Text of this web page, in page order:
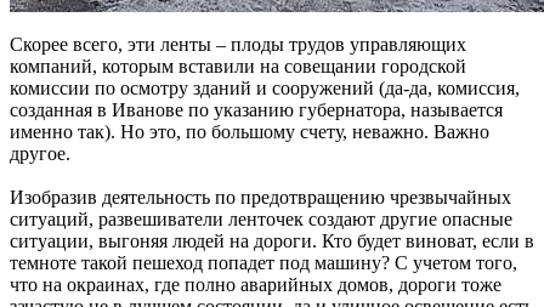
Скорее всего, эти ленты – плоды трудов управляющих
компаний, которым вставили на совещании городской
комиссии по осмотру зданий и сооружений (да-да, комиссия,
созданная в Иванове по указанию губернатора, называется
именно так). Но это, по большому счету, неважно. Важно
другое.
Изобразив деятельность по предотвращению чрезвычайных
ситуаций, развешиватели ленточек создают другие опасные
ситуации, выгоняя людей на дороги. Кто будет виноват, если в
темноте такой пешеход попадет под машину? С учетом того,
что на окраинах, где полно аварийных домов, дороги тоже